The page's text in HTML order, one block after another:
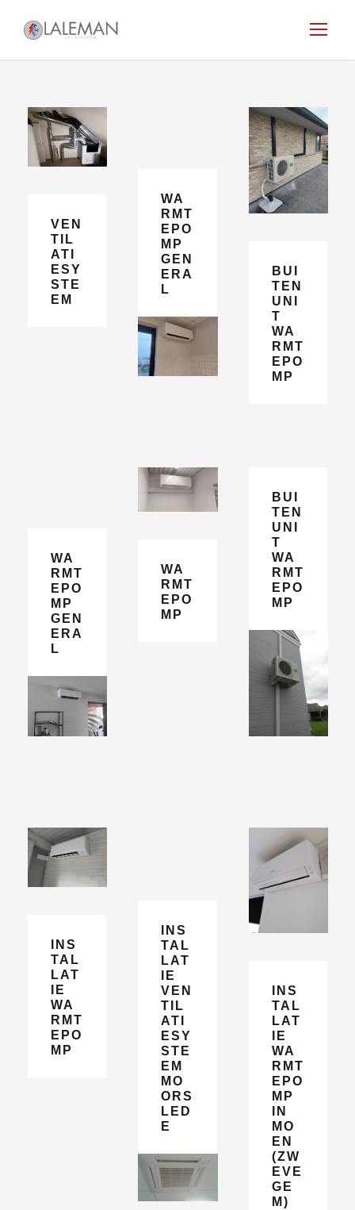
VEN
TIL
ATI
ESY
STE
EM
WA
RMT
EPO
MP
GEN
ERA
L
BUI
TEN
UNI
T
WA
RMT
EPO
MP
WA
RMT
EPO
MP
GEN
ERA
L
WA
RMT
EPO
MP
BUI
TEN
UNI
T
WA
RMT
EPO
MP
INS
TAL
LAT
IE
WA
RMT
EPO
MP
INS
TAL
LAT
IE
VEN
TIL
ATI
ESY
STE
EM
MO
ORS
LED
E
INS
TAL
LAT
IE
WA
RMT
EPO
MP
IN
MO
EN
(ZW
EVE
GE
M)